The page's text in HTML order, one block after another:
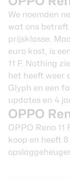
We noemden
wat ons
prijsklasse.
euro kost, is
11 F. Nothing
het heeft weer
Glyph en een
updates en 4
OPPO
OPPO Reno
koop en heeft